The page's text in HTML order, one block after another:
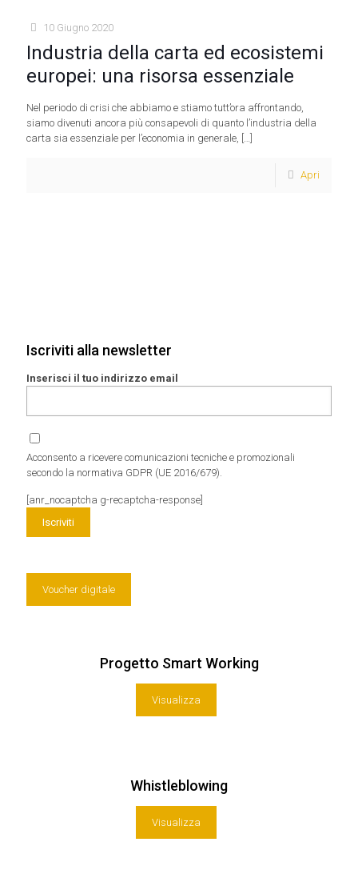
10 Giugno 2020
Industria della carta ed ecosistemi
europei: una risorsa essenziale
Nel periodo di crisi che abbiamo e stiamo tutt’ora affrontando,
siamo divenuti ancora più consapevoli di quanto l’industria della
carta sia essenziale per l’economia in generale, […]
Apri
Iscriviti alla newsletter
Inserisci il tuo indirizzo email
Acconsento a ricevere comunicazioni tecniche e promozionali
secondo la normativa GDPR (UE 2016/679).
[anr_nocaptcha g-recaptcha-response]
Voucher digitale
Progetto Smart Working
Visualizza
Whistleblowing
Visualizza